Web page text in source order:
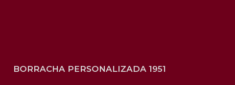
BORRACHA PERSONALIZADA 1951